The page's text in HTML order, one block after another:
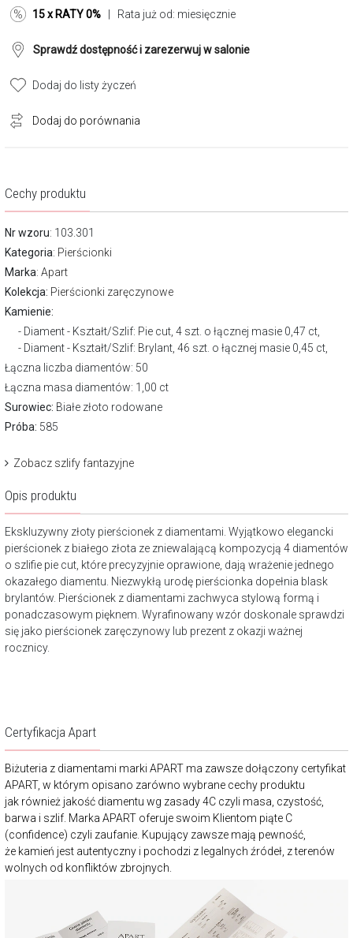
15 x RATY 0% | Rata już od: miesięcznie
Sprawdź dostępność i zarezerwuj w salonie
Dodaj do listy życzeń
Dodaj do porównania
Cechy produktu
Nr wzoru: 103.301
Kategoria: Pierścionki
Marka: Apart
Kolekcja: Pierścionki zaręczynowe
Kamienie:
Diament - Kształt/Szlif: Pie cut, 4 szt. o łącznej masie 0,47 ct,
Diament - Kształt/Szlif: Brylant, 46 szt. o łącznej masie 0,45 ct,
Łączna liczba diamentów: 50
Łączna masa diamentów: 1,00 ct
Surowiec: Białe złoto rodowane
Próba: 585
Zobacz szlify fantazyjne
Opis produktu
Ekskluzywny złoty pierścionek z diamentami. Wyjątkowo elegancki
pierścionek z białego złota ze zniewalającą kompozycją 4 diamentów
o szlifie pie cut, które precyzyjnie oprawione, dają wrażenie jednego
okazałego diamentu. Niezwykłą urodę pierścionka dopełnia blask
brylantów. Pierścionek z diamentami zachwyca stylową formą i
ponadczasowym pięknem. Wyrafinowany wzór doskonale sprawdzi
się jako pierścionek zaręczynowy lub prezent z okazji ważnej
rocznicy.
Certyfikacja Apart
Biżuteria z diamentami marki APART ma zawsze dołączony certyfikat
APART, w którym opisano zarówno wybrane cechy produktu
jak również jakość diamentu wg zasady 4C czyli masa, czystość,
barwa i szlif. Marka APART oferuje swoim Klientom piąte C
(confidence) czyli zaufanie. Kupujący zawsze mają pewność,
że kamień jest autentyczny i pochodzi z legalnych źródeł, z terenów
wolnych od konfliktów zbrojnych.